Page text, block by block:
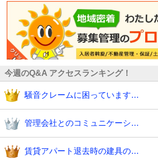
今週のQ&A アクセスランキング！
騒音クレームに困っています…
管理会社とのコミュニケーシ…
賃貸アパート退去時の建具の…